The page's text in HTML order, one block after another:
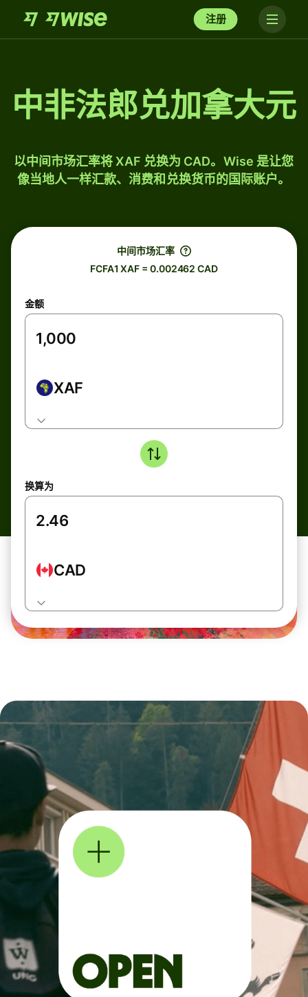
注册
中非法郎兑加拿大元
以中间市场汇率将 XAF 兑换为 CAD。Wise 是让您
像当地人一样汇款、消费和兑换货币的国际账户。
中间市场汇率
FCFA1 XAF = 0.002462 CAD
金额
XAF
换算为
CAD